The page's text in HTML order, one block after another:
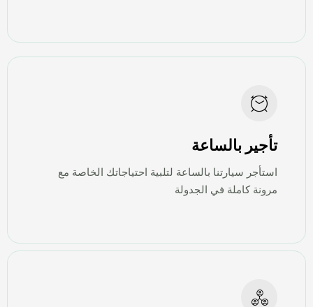
تأجير بالساعة
استأجر سيارتنا بالساعة لتلبية احتياجاتك الخاصة مع
مرونة كاملة في الجدولة